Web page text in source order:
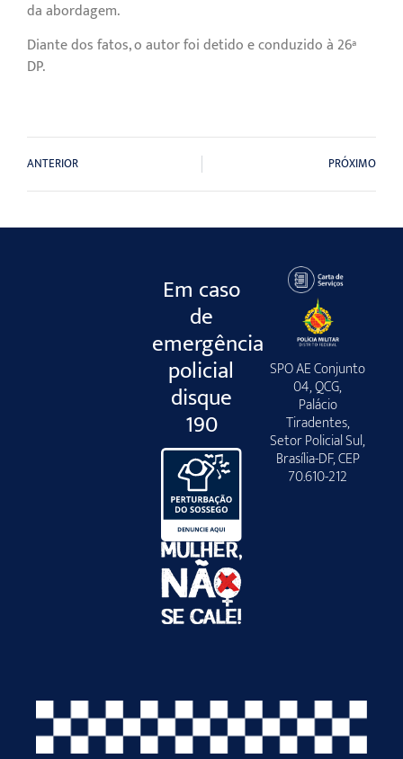
da abordagem.
Diante dos fatos, o autor foi detido e conduzido à 26ª
DP.
ANTERIOR PRÓXIMO
Em caso
de
emergência
policial
disque
190
SPO AE Conjunto
04, QCG,
Palácio
Tiradentes,
Setor Policial Sul,
Brasília-DF, CEP
70.610-212